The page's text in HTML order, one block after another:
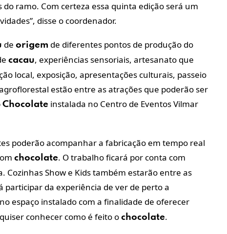
ramo. Com certeza essa quinta edição será um
disse o coordenador.
de origem de diferentes pontos de produção do
cacau, experiências sensoriais, artesanato que
local, exposição, apresentações culturais, passeio
estão entre as atrações que poderão ser
Chocolate instalada no Centro de Eventos Vilmar
poderão acompanhar a fabricação em tempo real
chocolate. O trabalho ficará por conta com
Cozinhas Show e Kids também estarão entre as
participar da experiência de ver de perto a
espaço instalado com a finalidade de oferecer
conhecer como é feito o chocolate.